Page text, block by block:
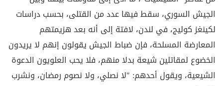
الجيش السوري، سقط فيها عدد من القتلى، بحسب دراسات
لكينغز كوليج، في لندن، لافتة إلى أنه بعد هزيمتهم
المعارضة المسلحة، فإن ضباط الجيش يقولون إنهم لا يريدون
الخضوع لمقاتلين شيعة بدلا منهم، فلا يحب العلويون الدعوة
الشيعية، ويقول أحدهم: "لا نصلي، ولا نصوم رمضان، ونشرب